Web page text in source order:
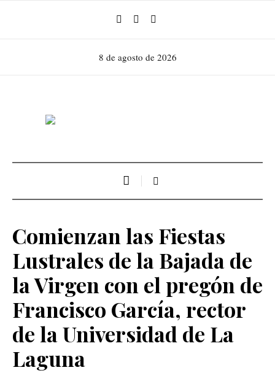
8 de agosto de 2026
Comienzan las Fiestas
Lustrales de la Bajada de
la Virgen con el pregón de
Francisco García, rector
de la Universidad de La
Laguna